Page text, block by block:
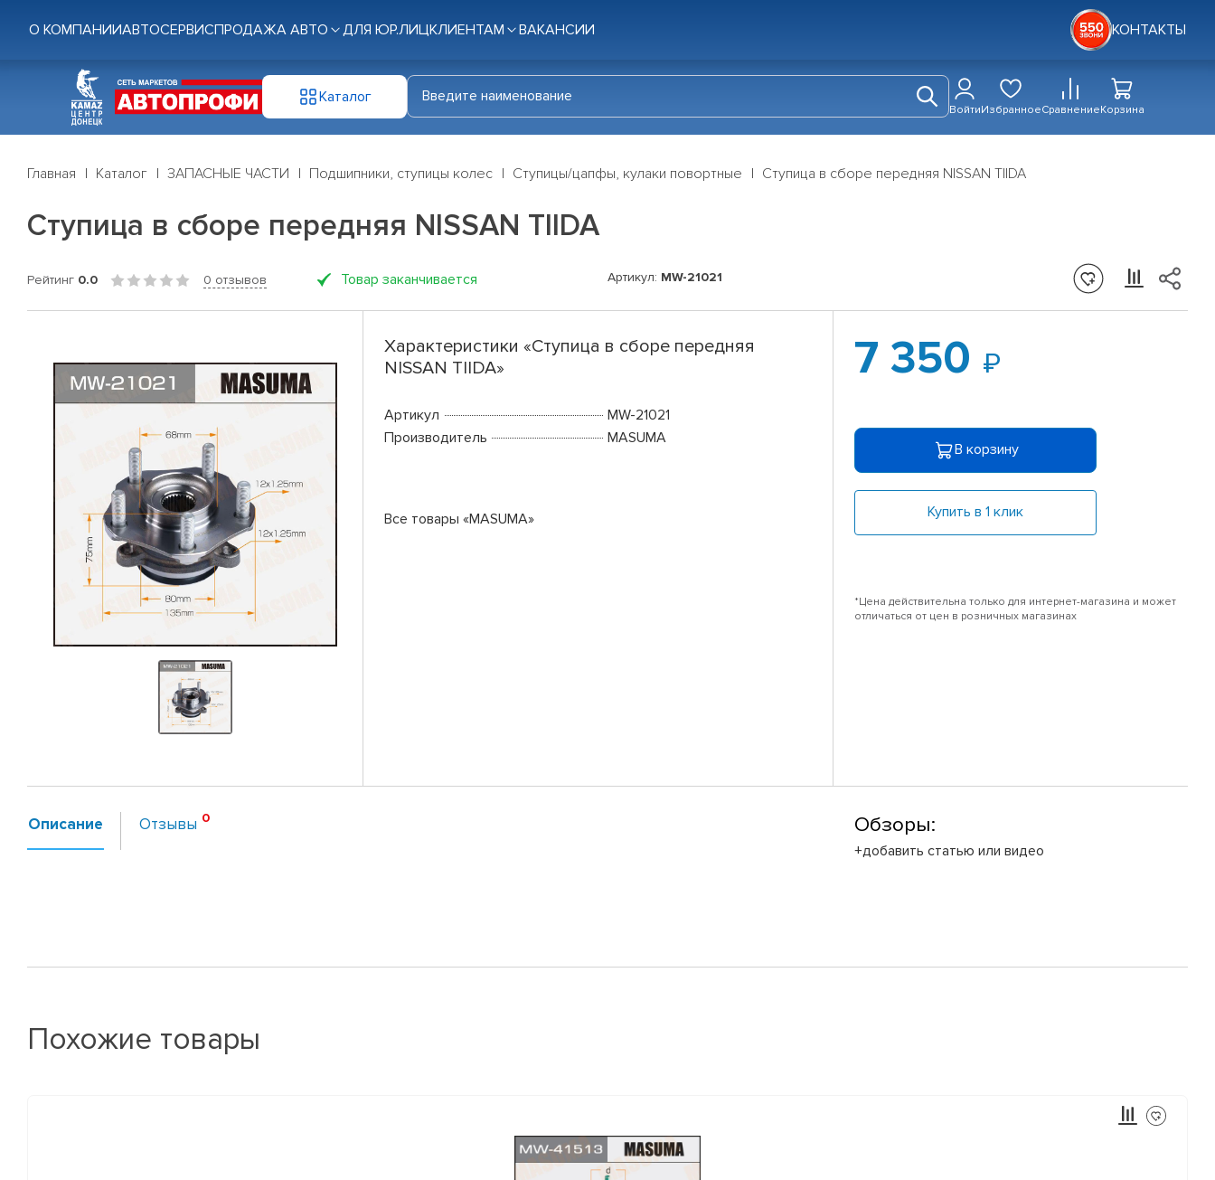
О КОМПАНИИАВТОСЕРВИСПРОДАЖА АВТО ДЛЯ ЮР.ЛИЦКЛИЕНТАМ ВАКАНСИИ КОНТАКТЫ
Каталог
ВойтиИзбранноеСравнениеКорзина
Главная Каталог ЗАПАСНЫЕ ЧАСТИ Подшипники, ступицы колес Ступицы/цапфы, кулаки повортные Ступица в сборе передняя NISSAN TIIDA
Ступица в сборе передняя NISSAN TIIDA
Рейтинг 0.0 0 отзывов Товар заканчивается Артикул: MW-21021
Характеристики «Ступица в сборе передняя
NISSAN TIIDA»
Артикул
MW-21021
Производитель
MASUMA
Все товары «MASUMA»
7 350
В корзину
Купить в 1 клик
*Цена действительна только для интернет-магазина и может
отличаться от цен в розничных магазинах
Описание Отзывы Обзоры:
+добавить статью или видео
Похожие товары